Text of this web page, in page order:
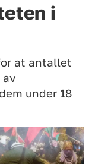
i
at antallet
av
under 18